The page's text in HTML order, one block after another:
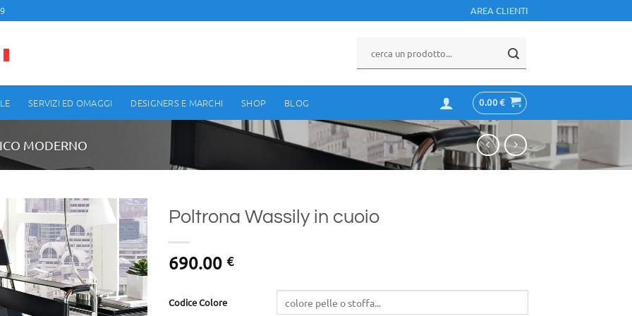
AREA CLIENTI
SERVIZI ED OMAGGI DESIGNERS E MARCHI SHOP BLOG 0.00€
MODERNO
Poltrona Wassily in cuoio
690.00 €
Codice Colore